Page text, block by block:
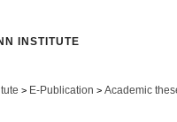
INSTITUTE
> E-Publication > Academic